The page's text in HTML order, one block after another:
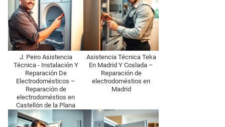
J. Peiro Asistencia
Técnica - Instalación Y
Reparación De
Electrodomésticos –
Reparación de
electrodoméstios en
Castellón de la Plana
Asistencia Técnica Teka
En Madrid Y Coslada –
Reparación de
electrodoméstios en
Madrid